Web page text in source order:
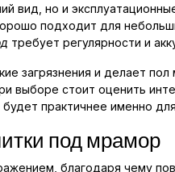
вид, но и
подходит для
требует регулярности и
загрязнения и делает
выборе стоит оценить
практичнее именно
под мрамор
благодаря чему